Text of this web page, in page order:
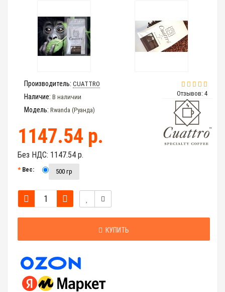
Отзывов: 4
Производитель: CUATTRO
Наличие: В наличии
Модель: Rwanda (Руанда)
1147.54 р.
Без НДС: 1147.54 р.
Вес: 500 гр
КУПИТЬ